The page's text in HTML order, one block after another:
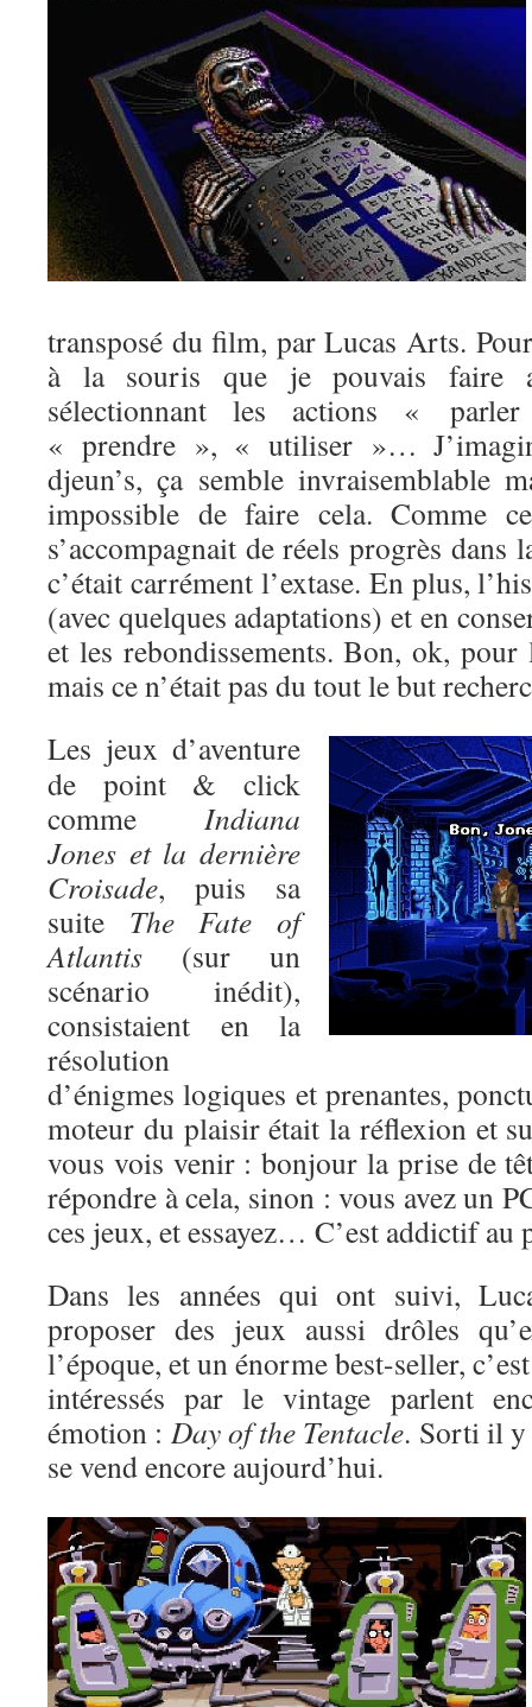
transposé du film, par Lucas Arts.
à la souris que je pouvais faire
sélectionnant les actions «
« prendre », « utiliser »…
djeun’s, ça semble invraisemblable
impossible de faire cela. Comme
s’accompagnait de réels progrès dans
c’était carrément l’extase. En plus,
(avec quelques adaptations) et en
et les rebondissements. Bon, ok, pour
mais ce n’était pas du tout le but
Les jeux d’aventure
de point & click
comme Indiana
Jones et la dernière
Croisade, puis sa
suite The Fate of
Atlantis (sur un
scénario inédit),
consistaient en la
résolution
d’énigmes logiques et prenantes,
moteur du plaisir était la réflexion et
vous vois venir : bonjour la prise de
répondre à cela, sinon : vous avez un
ces jeux, et essayez… C’est addictif au
Dans les années qui ont suivi,
proposer des jeux aussi drôles
l’époque, et un énorme best-seller,
intéressés par le vintage parlent
émotion : Day of the Tentacle. Sorti il y
se vend encore aujourd’hui.